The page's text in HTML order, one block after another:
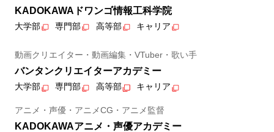
KADOKAWAドワンゴ情報工科学院
大学部 専門部 高等部 キャリア
動画クリエイター・動画編集・VTuber・歌い手
バンタンクリエイターアカデミー
大学部 専門部 高等部 キャリア
アニメ・声優・アニメCG・アニメ監督
KADOKAWAアニメ・声優アカデミー